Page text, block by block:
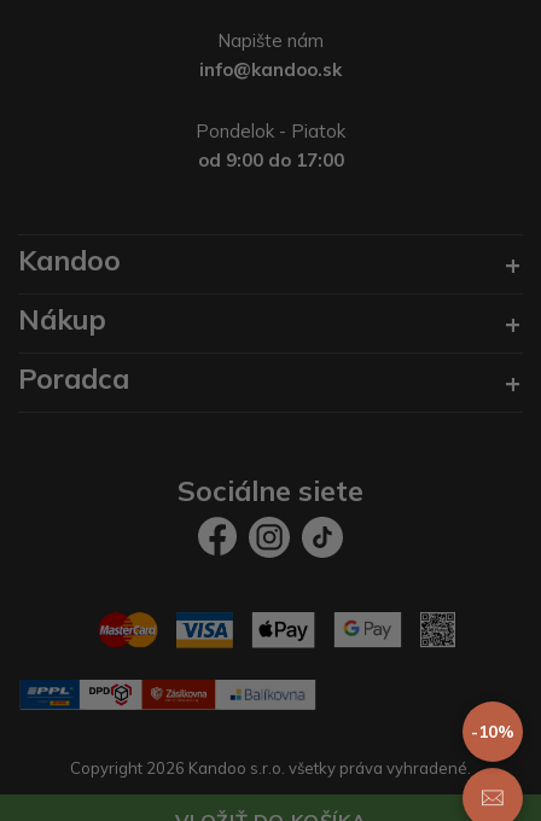
-10%
Napište nám
info@kandoo.sk
Pondelok - Piatok
od 9:00 do 17:00
Kandoo
Nákup
Poradca
Sociálne siete
Copyright 2026 Kandoo s.r.o. všetky práva vyhradené.
prestaservis. eshopy na mieru